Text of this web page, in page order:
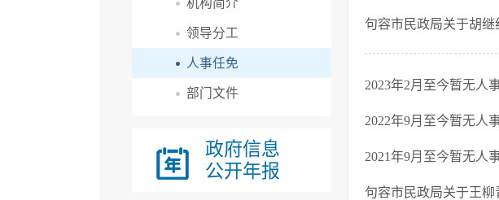
机构简介
领导分工
人事任免
部门文件
政府信息
公开年报
句容市民政局关于胡
2023年2月至今暂无人
2022年9月至今暂无人
2021年9月至今暂无人
句容市民政局关于王